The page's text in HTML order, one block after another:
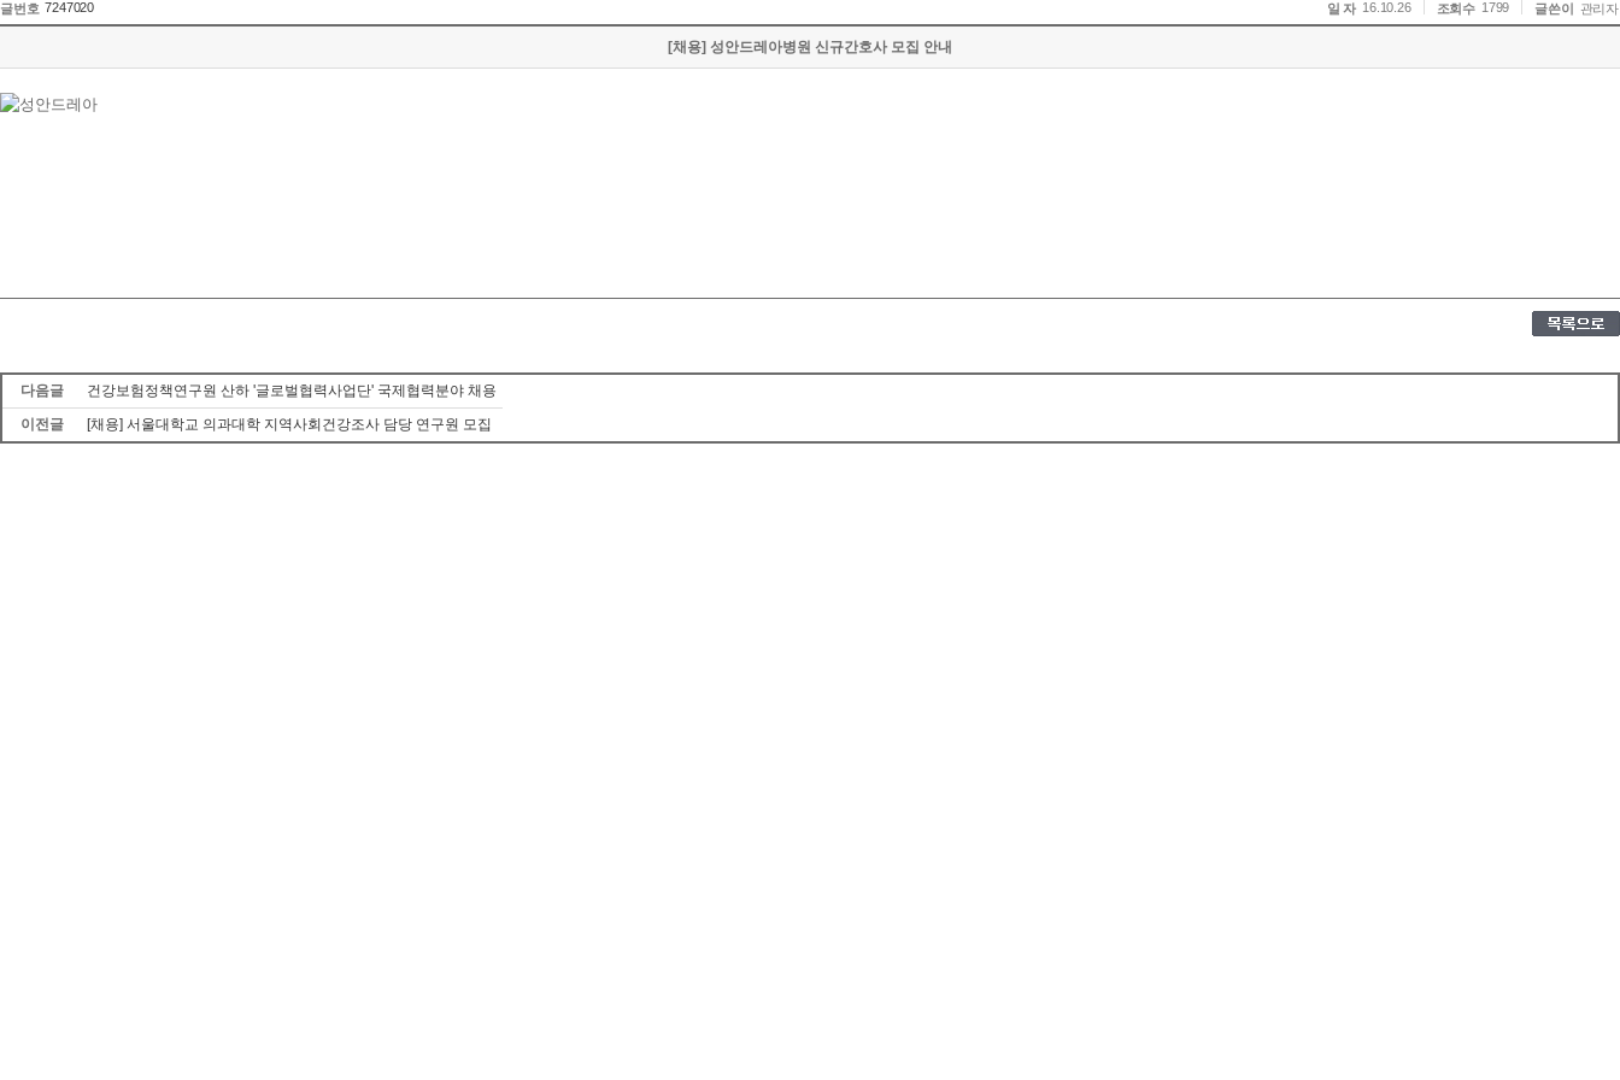
글번호 7247020 일 자 16.10.26 조회수 1799 글쓴이 관리자
[채용] 성안드레아병원 신규간호사 모집 안내
다음글
건강보험정책연구원 산하 '글로벌협력사업단' 국제협력분야 채용
이전글
[채용] 서울대학교 의과대학 지역사회건강조사 담당 연구원 모집